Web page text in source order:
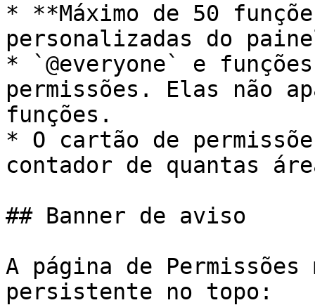
* **Máximo de 50
personalizadas do
* `@everyone` e
permissões. Elas não
funções.
* O cartão de
contador de quantas
## Banner de aviso
A página de Permissões
persistente no topo: